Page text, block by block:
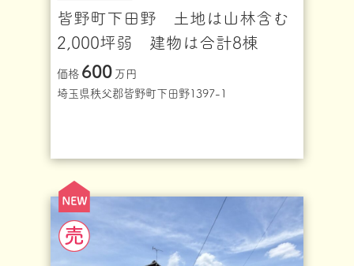
皆野町下田野 土地は山林含む
2,000坪弱 建物は合計8棟
価格 600 万円
埼玉県秩父郡皆野町下田野1397-1